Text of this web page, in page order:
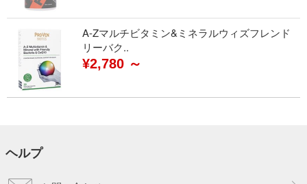
A-Zマルチビタミン&ミネラルウィズフレンド
リーバク..
¥2,780 ～
ヘルプ